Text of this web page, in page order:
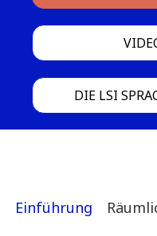
DIE LSI
Einführung